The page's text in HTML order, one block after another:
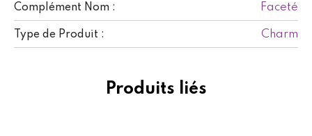
Complément Nom : Faceté
Type de Produit : Charm
Produits liés